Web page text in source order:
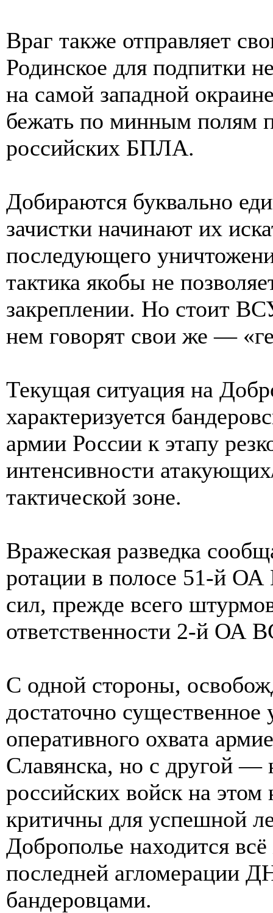
Враг также отправляет
Родинское для подпитки
на самой западной
бежать по минным полям
российских БПЛА.
Добираются буквально
зачистки начинают их
последующего
тактика якобы не
закреплении. Но стоит
нем говорят свои же —
Текущая ситуация на
характеризуется
армии России к этапу
интенсивности
тактической зоне.
Вражеская разведка
ротации в полосе 51-й
сил, прежде всего
ответственности 2-й ОА
С одной стороны,
достаточно
оперативного охвата
Славянска, но с другой —
российских войск на этом
критичны для успешной
Доброполье находится
последней агломерации
бандеровцами.